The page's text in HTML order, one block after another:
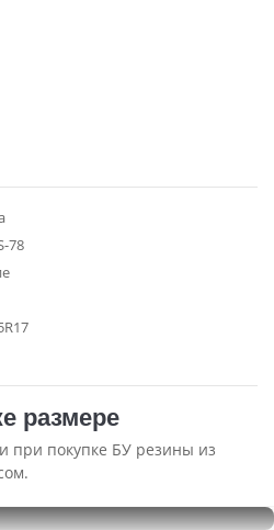
78
размере
при покупке БУ резины из